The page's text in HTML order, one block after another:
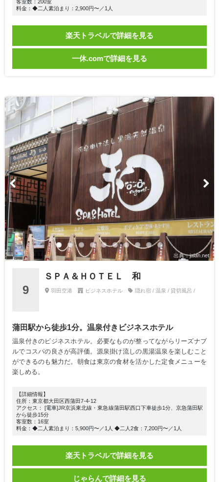
客室数：200室
料金：◆二人素泊まり：2,900円〜／1人
楽天トラベルで詳細を見る
一休.comで詳細を見る
出典：jalan.net
9
ＳＰＡ＆ＨＯＴＥＬ 和
羽田空港 ビジネスホテル 隠れ宿 / 温泉 / 貸切風呂 /
蒲田駅から徒歩1分。温泉付きビジネスホテル
温泉付きのビジネスホテル。必要なものが整ってながらリーズナブ
ルでコスパの良さが高評価。源泉掛け流しの黒湯温泉を楽しむこと
ができるのも魅力だ。朝食は東京の食材を活かした定食メニューを
楽しめる。
【詳細情報】
住所：東京都大田区西蒲田7-4-12
アクセス： [電車]JR京浜東北線・東急線蒲田駅西口下車徒歩1分、京急蒲田駅
から徒歩15分
客室数：16室
料金：◆二人素泊まり：5,900円〜／1人 ◆二人2食：7,200円〜／1人
楽天トラベルで詳細を見る
じゃらんで詳細を見る